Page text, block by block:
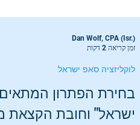
אירועי סאפ
בחירת הפתרון
ישראל" וחובת הקצאת
לוקליזציה סאפ ישראל
Dan Wolf, CPA (Isr.)
זמן קריאה 2 דקות